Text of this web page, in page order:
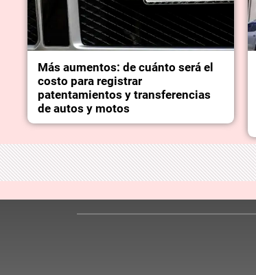
Más aumentos: de cuánto será el
costo para registrar
patentamientos y transferencias
de autos y motos